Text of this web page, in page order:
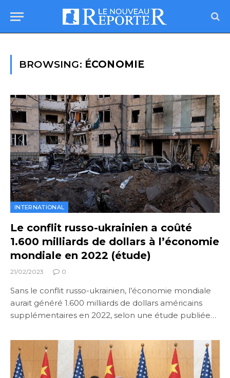
BROWSING: ÉCONOMIE
INTERNATIONAL
Le conflit russo-ukrainien a coûté
1.600 milliards de dollars à l’économie
mondiale en 2022 (étude)
21/02/2023 0
Sans le conflit russo-ukrainien, l’économie mondiale
aurait généré 1.600 milliards de dollars américains
supplémentaires en 2022, selon une étude publiée…